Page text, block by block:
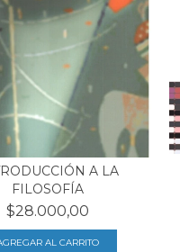
A LA
FILOSOFÍA
$28.000,00